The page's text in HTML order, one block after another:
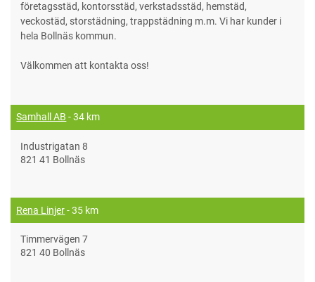
företagsstäd, kontorsstäd, verkstadsstäd, hemstäd,
veckostäd, storstädning, trappstädning m.m. Vi har kunder i
hela Bollnäs kommun.
Välkommen att kontakta oss!
Samhall AB - 34 km
Industrigatan 8
821 41 Bollnäs
Rena Linjer- 35 km
Timmervägen 7
821 40 Bollnäs